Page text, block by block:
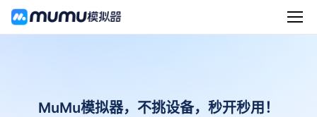
MuMu模拟器，不挑设备，秒开秒用！